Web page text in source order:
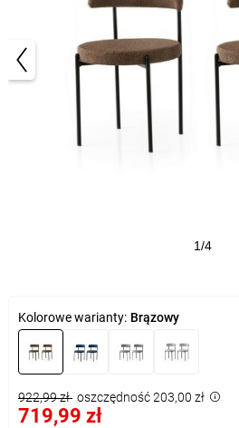
1/4
Kolorowe warianty: Brązowy
922,99 zł oszczędność 203,00 zł
719,99 zł